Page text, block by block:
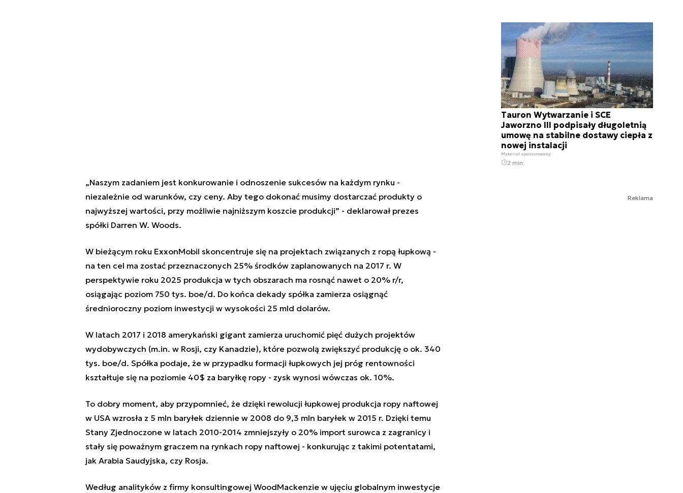
„Naszym zadaniem jest konkurowanie i odnoszenie sukcesów na każdym rynku -
niezależnie od warunków, czy ceny. Aby tego dokonać musimy dostarczać produkty o
najwyższej wartości, przy możliwie najniższym koszcie produkcji” - deklarował prezes
spółki Darren W. Woods.
W bieżącym roku ExxonMobil skoncentruje się na projektach związanych z ropą łupkową -
na ten cel ma zostać przeznaczonych 25% środków zaplanowanych na 2017 r. W
perspektywie roku 2025 produkcja w tych obszarach ma rosnąć nawet o 20% r/r,
osiągając poziom 750 tys. boe/d. Do końca dekady spółka zamierza osiągnąć
średnioroczny poziom inwestycji w wysokości 25 mld dolarów.
W latach 2017 i 2018 amerykański gigant zamierza uruchomić pięć dużych projektów
wydobywczych (m.in. w Rosji, czy Kanadzie), które pozwolą zwiększyć produkcję o ok. 340
tys. boe/d. Spółka podaje, że w przypadku formacji łupkowych jej próg rentowności
kształtuje się na poziomie 40$ za baryłkę ropy - zysk wynosi wówczas ok. 10%.
To dobry moment, aby przypomnieć, że dzięki rewolucji łupkowej produkcja ropy naftowej
w USA wzrosła z 5 mln baryłek dziennie w 2008 do 9,3 mln baryłek w 2015 r. Dzięki temu
Stany Zjednoczone w latach 2010-2014 zmniejszyły o 20% import surowca z zagranicy i
stały się poważnym graczem na rynkach ropy naftowej - konkurując z takimi potentatami,
jak Arabia Saudyjska, czy Rosja.
Według analityków z firmy konsultingowej WoodMackenzie w ujęciu globalnym inwestycje
Tauron Wytwarzanie i SCE
Jaworzno III podpisały długoletnią
umowę na stabilne dostawy ciepła z
nowej instalacji
Materiał sponsorowany
2 min.
Reklama